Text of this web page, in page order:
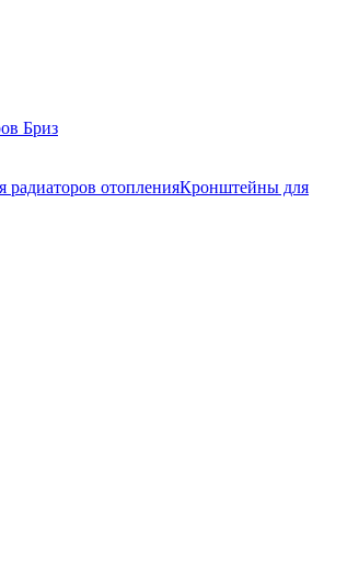
Бриз
радиаторов отопленияКронштейны для